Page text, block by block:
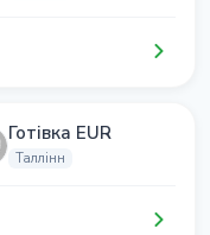
Готівка EUR
Таллінн